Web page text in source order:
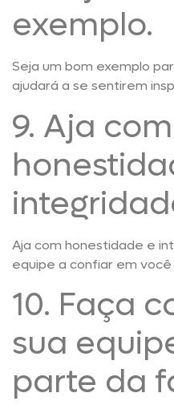
exemplo.
Seja um bom exemplo
ajudará a se sentirem
9. Aja com
Aja com honestidade e
equipe a confiar em
10. Faça
sua
parte da